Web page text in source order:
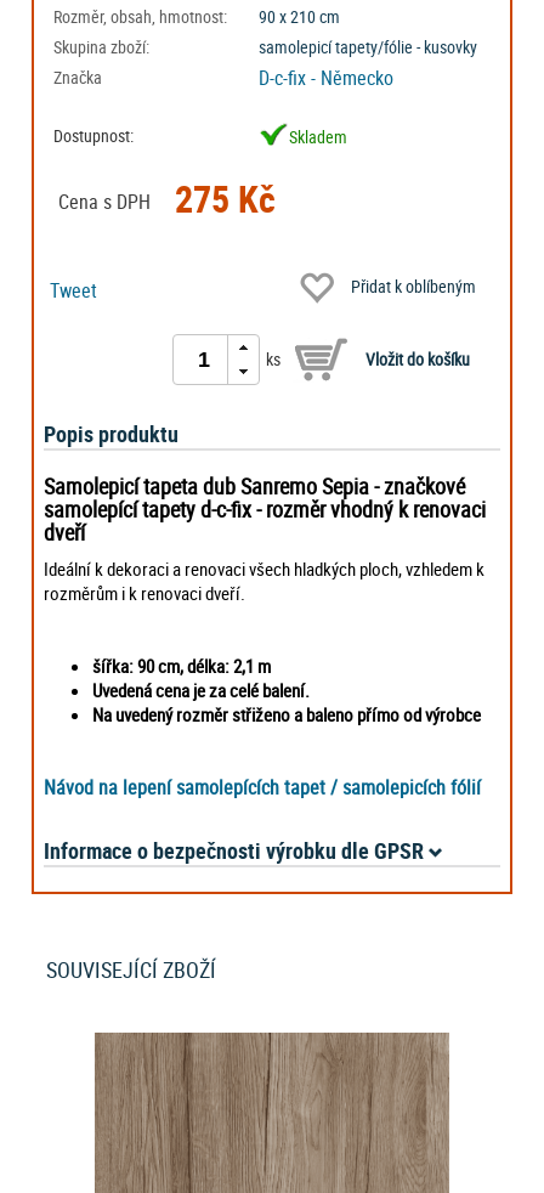
Rozměr, obsah, hmotnost:
90 x 210 cm
Skupina zboží:
samolepicí tapety/fólie - kusovky
Značka
D-c-fix - Německo
Dostupnost: Skladem
Cena s DPH 275 Kč
Tweet Přidat k oblíbeným
ks
Popis produktu
Samolepicí tapeta dub Sanremo Sepia - značkové
samolepící tapety d-c-fix - rozměr vhodný k renovaci
dveří
Ideální k dekoraci a renovaci všech hladkých ploch, vzhledem k
rozměrům i k renovaci dveří.
šířka: 90 cm,délka: 2,1 m
Uvedená cena je za celé balení.
Na uvedený rozměr střiženo a baleno přímo od výrobce
Návod na lepení samolepících tapet / samolepicích fólií
Informace o bezpečnosti výrobku dle GPSR
SOUVISEJÍCÍ ZBOŽÍ